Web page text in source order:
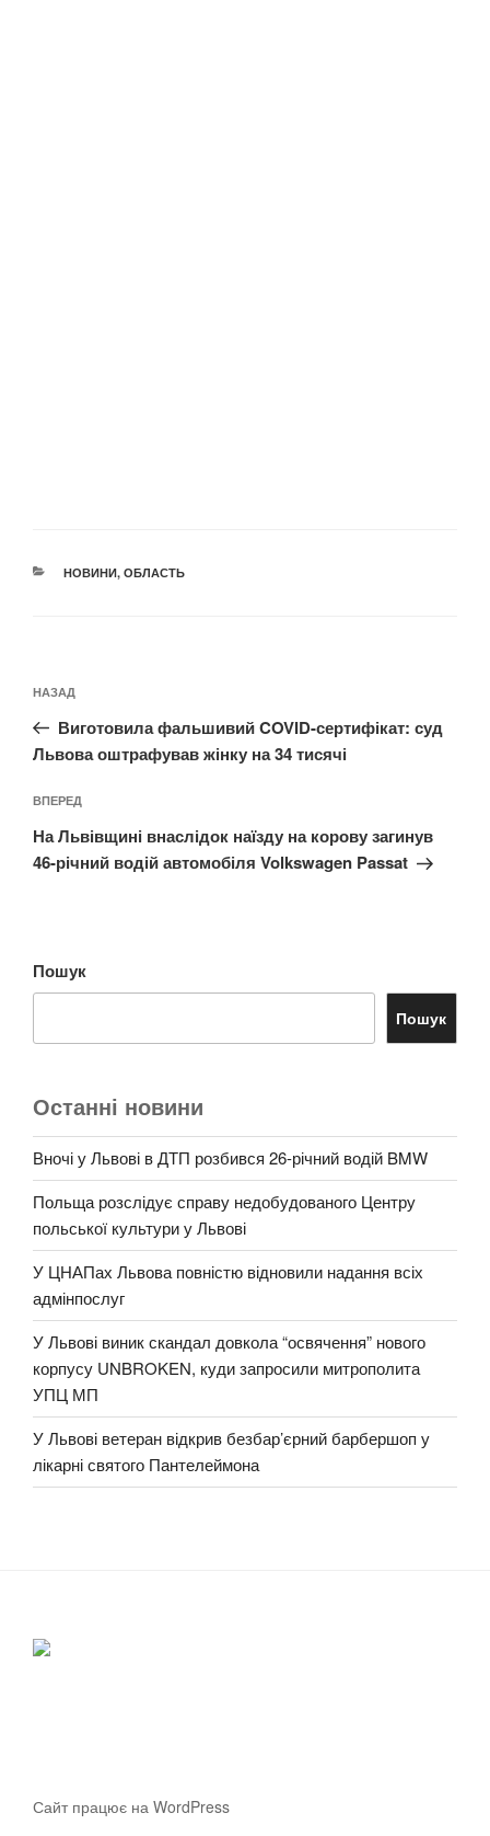
КАТЕГОРІЇ
НОВИНИ, ОБЛАСТЬ
записів
Попередній
запис:
НАЗАД
Виготовила фальшивий COVID-сертифікат: суд
Львова оштрафував жінку на 34 тисячі
Наступний
запис
ВПЕРЕД
На Львівщині внаслідок наїзду на корову загинув
46-річний водій автомобіля Volkswagen Passat
Пошук
Пошук
Останні новини
Вночі у Львові в ДТП розбився 26-річний водій BMW
Польща розслідує справу недобудованого Центру
польської культури у Львові
У ЦНАПах Львова повністю відновили надання всіх
адмінпослуг
У Львові виник скандал довкола “освячення” нового
корпусу UNBROKEN, куди запросили митрополита
УПЦ МП
У Львові ветеран відкрив безбар’єрний барбершоп у
лікарні святого Пантелеймона
Сайт працює на WordPress